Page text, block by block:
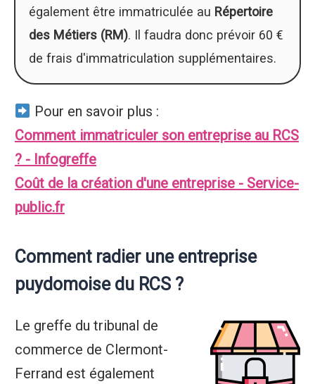
également être immatriculée au Répertoire
des Métiers (RM). Il faudra donc prévoir 60 €
de frais d'immatriculation supplémentaires.
Pour en savoir plus :
Comment immatriculer son entreprise au RCS
? - Infogreffe
Coût de la création d'une entreprise - Service-
public.fr
Comment radier une entreprise
puydomoise du RCS ?
Le greffe du tribunal de
commerce de Clermont-
Ferrand est également